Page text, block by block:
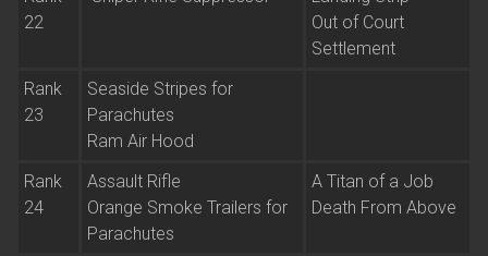
22
Out of Court
Settlement
Rank
23
Seaside Stripes for
Parachutes
Ram Air Hood
Rank
24
Assault Rifle
Orange Smoke Trailers for
Parachutes
A Titan of a Job
Death From Above